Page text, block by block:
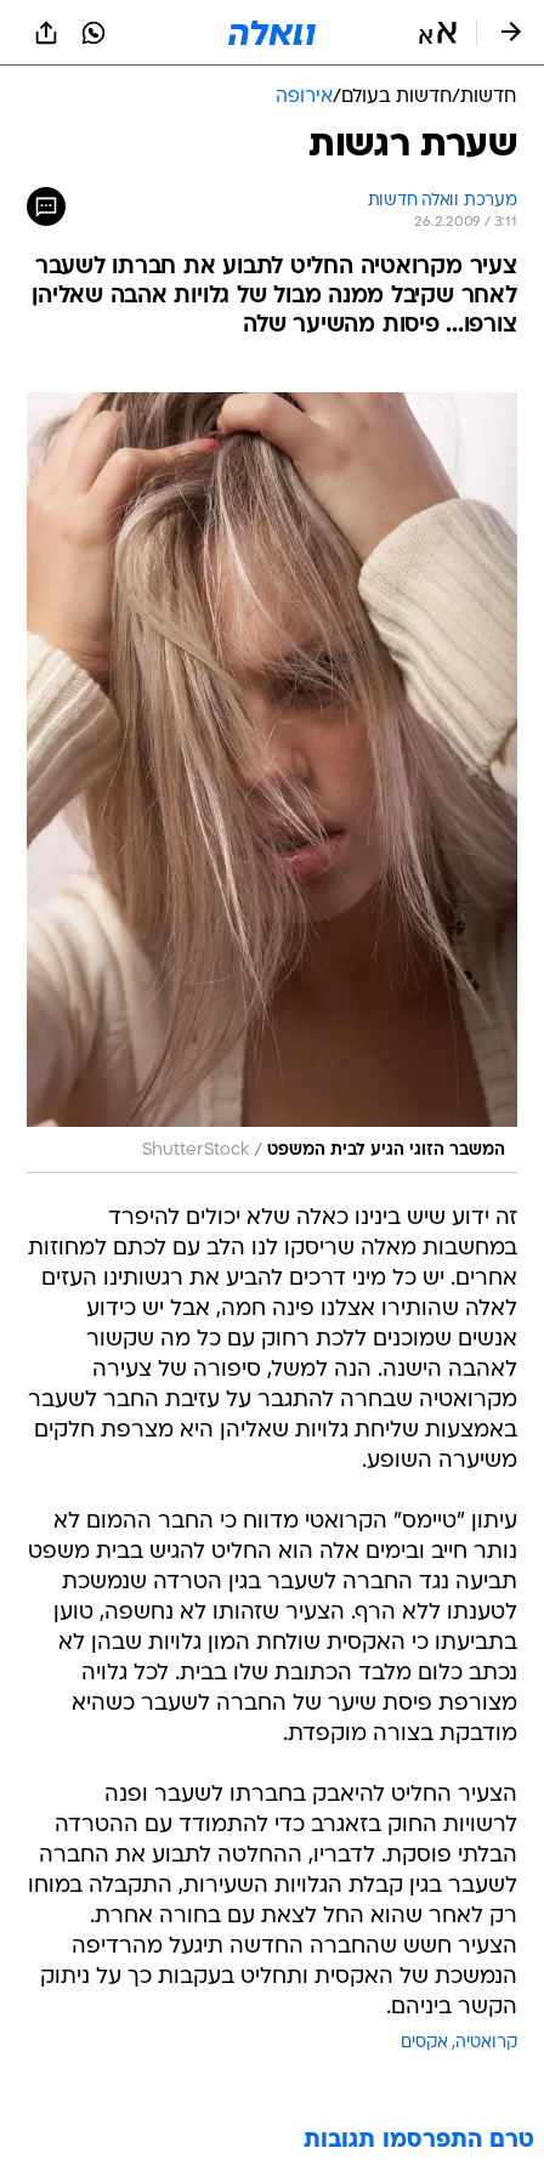
חדשות/חדשות בעולם/אירופה
שערת רגשות
מערכת וואלה חדשות
26.2.2009 / 3:11
צעיר מקרואטיה החליט לתבוע את חברתו לשעבר
לאחר שקיבל ממנה מבול של גלויות אהבה שאליהן
צורפו... פיסות מהשיער שלה
המשבר הזוגי הגיע לבית המשפט /
ShutterStock
זה ידוע שיש בינינו כאלה שלא יכולים להיפרד
במחשבות מאלה שריסקו לנו הלב עם לכתם למחוזות
אחרים. יש כל מיני דרכים להביע את רגשותינו העזים
לאלה שהותירו אצלנו פינה חמה, אבל יש כידוע
אנשים שמוכנים ללכת רחוק עם כל מה שקשור
לאהבה הישנה. הנה למשל, סיפורה של צעירה
מקרואטיה שבחרה להתגבר על עזיבת החבר לשעבר
באמצעות שליחת גלויות שאליהן היא מצרפת חלקים
משיערה השופע.
עיתון "טיימס" הקרואטי מדווח כי החבר ההמום לא
נותר חייב ובימים אלה הוא החליט להגיש בבית משפט
תביעה נגד החברה לשעבר בגין הטרדה שנמשכת
לטענתו ללא הרף. הצעיר שזהותו לא נחשפה, טוען
בתביעתו כי האקסית שולחת המון גלויות שבהן לא
נכתב כלום מלבד הכתובת שלו בבית. לכל גלויה
מצורפת פיסת שיער של החברה לשעבר כשהיא
מודבקת בצורה מוקפדת.
הצעיר החליט להיאבק בחברתו לשעבר ופנה
לרשויות החוק בזאגרב כדי להתמודד עם ההטרדה
הבלתי פוסקת. לדבריו, ההחלטה לתבוע את החברה
לשעבר בגין קבלת הגלויות השעירות, התקבלה במוחו
רק לאחר שהוא החל לצאת עם בחורה אחרת.
הצעיר חשש שהחברה החדשה תיגעל מהרדיפה
הנמשכת של האקסית ותחליט בעקבות כך על ניתוק
הקשר ביניהם.
קרואטיה אקסים
טרם התפרסמו תגובות